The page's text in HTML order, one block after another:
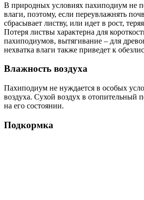
В природных условиях пахиподиум не
влаги, поэтому, если переувлажнять
сбрасывает листву, или идет в рост,
Потеря листвы характерна для
пахиподиумов, вытягивание – для
нехватка влаги также приведет к
Влажность воздуха
Пахиподиум не нуждается в особых
воздуха. Сухой воздух в отопительный
на его состоянии.
Подкормка